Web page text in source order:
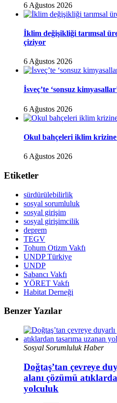
6 Ağustos 2026
İklim değişikliği tarımsal
çiziyor
6 Ağustos 2026
İsveç’te ‘sonsuz
6 Ağustos 2026
Okul bahçeleri iklim krizine
6 Ağustos 2026
Etiketler
sürdürülebilirlik
sosyal sorumluluk
sosyal girişim
sosyal girişimcilik
deprem
TEGV
Tohum Otizm Vakfı
UNDP Türkiye
UNDP
Sabancı Vakfı
YÖRET Vakfı
Habitat Derneği
Benzer Yazılar
Sosyal Sorumluluk Haber
Doğtaş’tan çevreye
alanı çözümü
yolculuk